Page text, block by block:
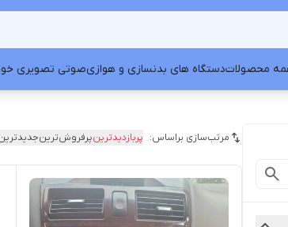
محصولاتدستگاه های بدنسازی و هوازیصوتی تصویری
مرتب‌سازی براساس: پربازدیدترینپرفروش‌ترین